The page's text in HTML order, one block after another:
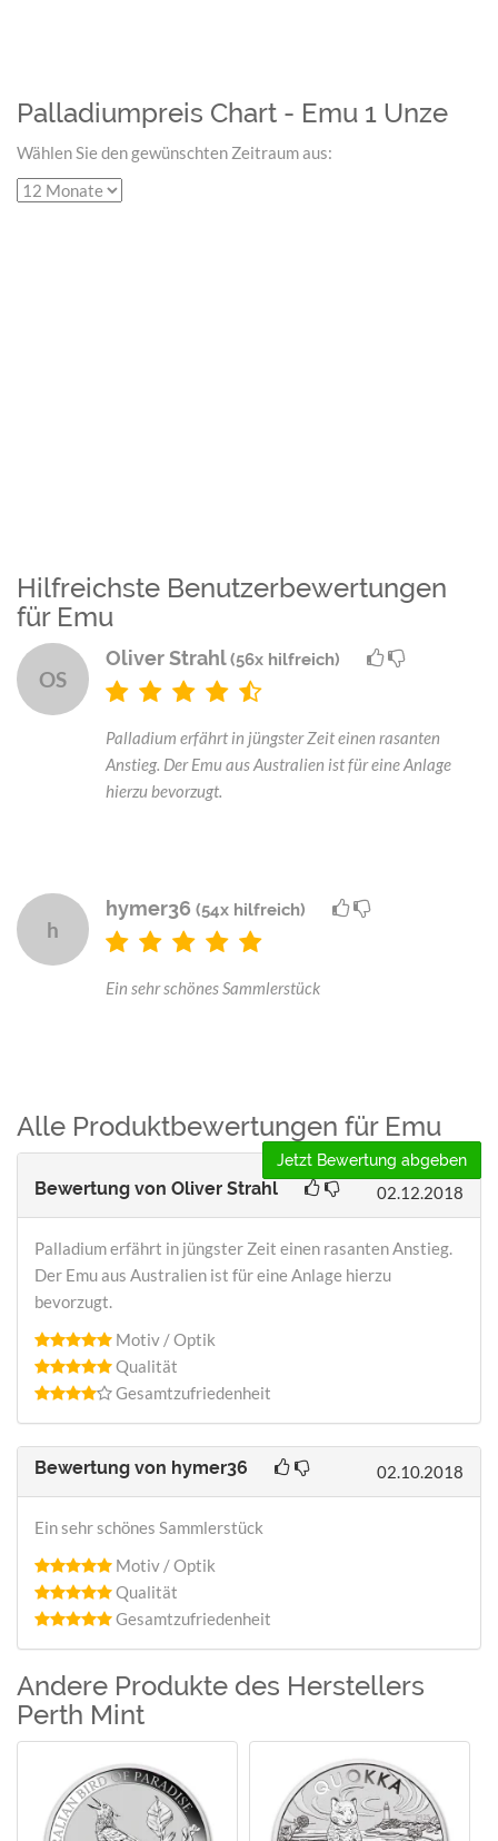
Palladiumpreis Chart - Emu 1 Unze
Wählen Sie den gewünschten Zeitraum aus:
Hilfreichste Benutzerbewertungen
für Emu
OS
Oliver Strahl(56x hilfreich)
Palladium erfährt in jüngster Zeit einen rasanten
Anstieg. Der Emu aus Australien ist für eine Anlage
hierzu bevorzugt.
h
hymer36 (54x hilfreich)
Ein sehr schönes Sammlerstück
Alle Produktbewertungen für Emu
Jetzt Bewertung abgeben
Bewertung von Oliver Strahl 02.12.2018
Palladium erfährt in jüngster Zeit einen rasanten Anstieg.
Der Emu aus Australien ist für eine Anlage hierzu
bevorzugt.
Motiv / Optik
Qualität
Gesamtzufriedenheit
Bewertung von hymer36 02.10.2018
Ein sehr schönes Sammlerstück
Motiv / Optik
Qualität
Gesamtzufriedenheit
Andere Produkte des Herstellers
Perth Mint